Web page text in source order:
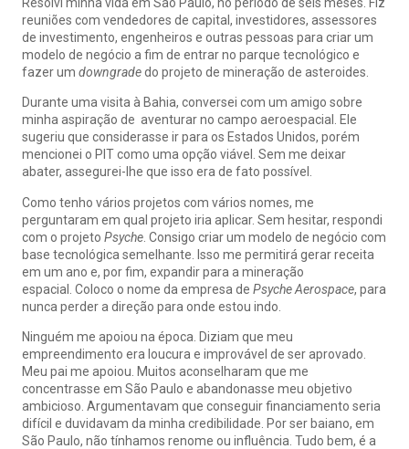
reuniões com vendedores de capital, investidores, assessores
de investimento, engenheiros e outras pessoas para criar um
modelo de negócio a fim de entrar no parque tecnológico e
fazer um downgradedo projeto de mineração de asteroides.
Durante uma visita à Bahia, conversei com um amigo sobre
minha aspiração de aventurar no campo aeroespacial. Ele
sugeriu que considerasse ir para os Estados Unidos, porém
mencionei o PIT como uma opção viável. Sem me deixar
abater, assegurei-lhe que isso era de fato possível.
Como tenho vários projetos com vários nomes, me
perguntaram em qual projeto iria aplicar. Sem hesitar, respondi
com o projeto Psyche . Consigo criar um modelo de negócio com
base tecnológica semelhante. Isso me permitirá gerar receita
em um ano e, por fim, expandir para a mineração
espacial. Coloco o nome da empresa de Psyche Aerospace, para
nunca perder a direção para onde estou indo.
Ninguém me apoiou na época. Diziam que meu
empreendimento era loucura e improvável de ser aprovado.
Meu pai me apoiou. Muitos aconselharam que me
concentrasse em São Paulo e abandonasse meu objetivo
ambicioso. Argumentavam que conseguir financiamento seria
difícil e duvidavam da minha credibilidade. Por ser baiano, em
São Paulo, não tínhamos renome ou influência. Tudo bem, é a